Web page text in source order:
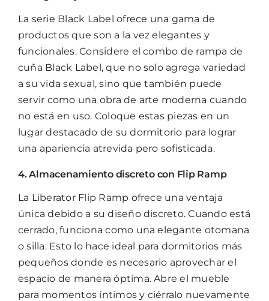
La serie Black Labelofrece una gama de
productos que son a la vez elegantes y
funcionales. Considere elcombo de rampa de
cuña Black Label, que no solo agrega variedad
a su vida sexual, sino que también puede
servir como una obra de arte moderna cuando
no está en uso. Coloque estas piezas en un
lugar destacado de su dormitorio para lograr
una apariencia atrevida pero sofisticada.
4. Almacenamiento discreto con Flip Ramp
La Liberator Flip Ramp ofrece una ventaja
única debido a su diseño discreto. Cuando está
cerrado, funciona como una elegante otomana
o silla. Esto lo hace ideal para dormitorios más
pequeños donde es necesario aprovechar el
espacio de manera óptima. Abre el mueble
para momentos íntimos y ciérralo nuevamente